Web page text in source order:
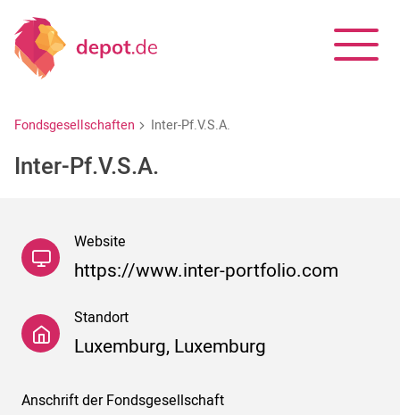
Fondsgesellschaften Inter-Pf.V.S.A.
Inter-Pf.V.S.A.
Website
https://www.inter-portfolio.com
Standort
Luxemburg, Luxemburg
Anschrift der Fondsgesellschaft